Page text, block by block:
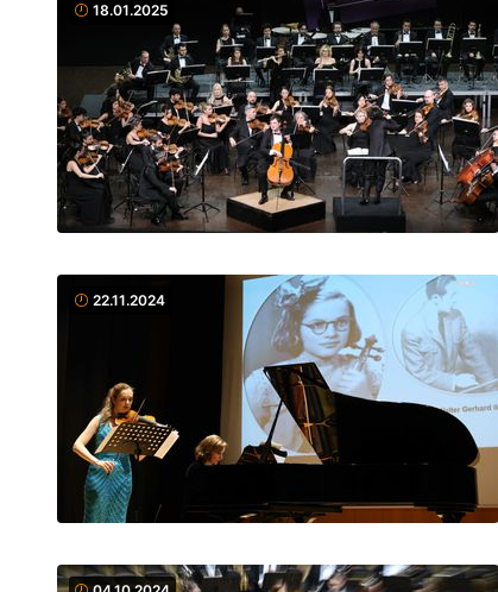
18.01.2025
22.11.2024